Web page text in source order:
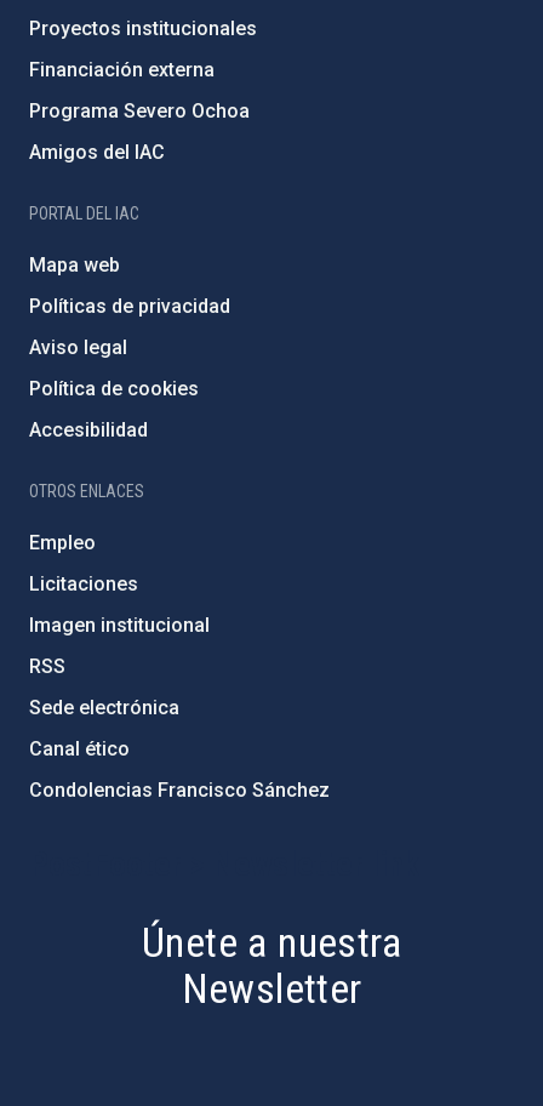
Proyectos institucionales
Financiación externa
Programa Severo Ochoa
Amigos del IAC
PORTAL DEL IAC
Mapa web
Políticas de privacidad
Aviso legal
Política de cookies
Accesibilidad
OTROS ENLACES
Empleo
Licitaciones
Imagen institucional
RSS
Sede electrónica
Canal ético
Condolencias Francisco Sánchez
Únete a nuestra
Newsletter